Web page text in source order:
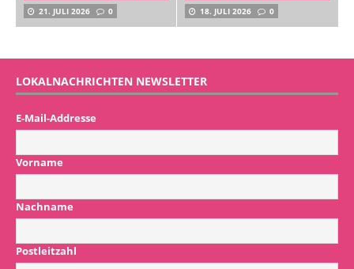
21. JULI 2026 0 18. JULI 2026 0
LOKALNACHRICHTEN NEWSLETTER
E-Mail-Addresse
Vorname
Nachname
Postleitzahl